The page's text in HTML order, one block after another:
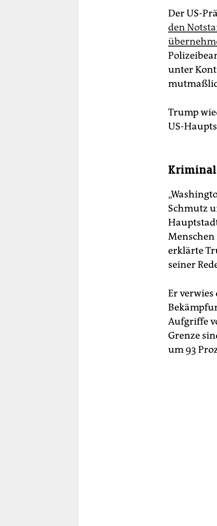
Der US-
den
unter
Trump
US-
Schmutz
Menschen
erklärte
seiner
Er verwies
Aufgriffe
Grenze
um 93